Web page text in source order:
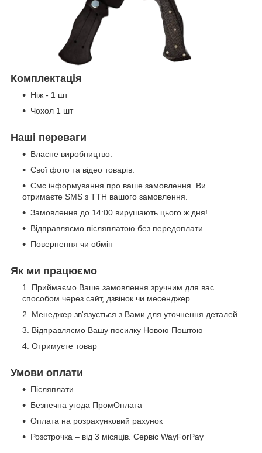
Комплектація
Ніж - 1 шт
Чохол 1 шт
Наші переваги
Власне виробництво.
Свої фото та відео товарів.
Смс інформування про ваше замовлення. Ви
отримаєте SMS з ТТН вашого замовлення.
Замовлення до 14:00 вирушають цього ж дня!
Відправляємо післяплатою без передоплати.
Повернення чи обмін
Як ми працюємо
Приймаємо Ваше замовлення зручним для вас
способом через сайт, дзвінок чи месенджер.
Менеджер зв'язується з Вами для уточнення деталей.
Відправляємо Вашу посилку Новою Поштою
Отримуєте товар
Умови оплати
Післяплати
Безпечна угода ПромОплата
Оплата на розрахунковий рахунок
Розстрочка – від 3 місяців. Сервіс WayForPay